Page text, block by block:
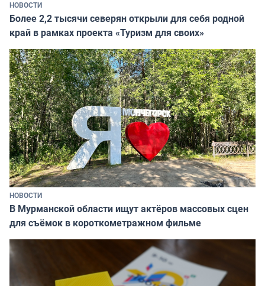
НОВОСТИ
Более 2,2 тысячи северян открыли для себя родной
край в рамках проекта «Туризм для своих»
НОВОСТИ
В Мурманской области ищут актёров массовых сцен
для съёмок в короткометражном фильме